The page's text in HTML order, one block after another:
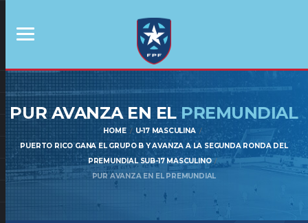
PUR AVANZA EN EL PREMUNDIAL
HOME
U-17 MASCULINA
PUERTO RICO GANA EL GRUPO B Y AVANZA A LA SEGUNDA RONDA DEL
PREMUNDIAL SUB-17 MASCULINO
PUR AVANZA EN EL PREMUNDIAL